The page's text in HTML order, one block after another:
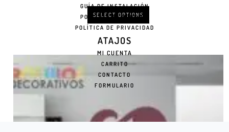
SELECT OPTIONS
GUÍA DE INSTALACIÓN
POLÍTICA DE COOKIES
POLÍTICA DE PRIVACIDAD
ATAJOS
MI CUENTA
CARRITO
CONTACTO
FORMULARIO